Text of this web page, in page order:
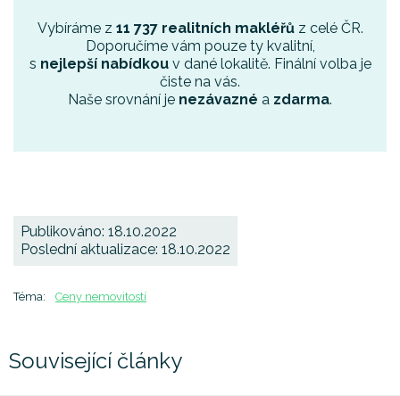
Vybíráme z 11 737 realitních makléřůz celé ČR.
Doporučíme vám pouze ty kvalitní,
s nejlepší nabídkouv dané lokalitě. Finální volba je
čiste na vás.
Naše srovnání je nezávazné a zdarma.
Publikováno: 18.10.2022
Poslední aktualizace: 18.10.2022
Téma: Ceny nemovitostí
Související články